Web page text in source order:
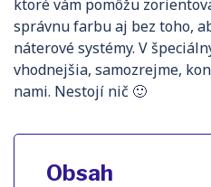
ktoré vám pomôžu
správnu farbu aj bez toho,
náterové systémy. V
vhodnejšia, samozrejme,
nami. Nestojí nič 🙂
Obsah